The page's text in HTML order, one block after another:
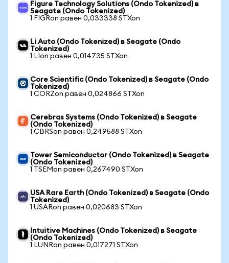
Figure Technology Solutions (Ondo Tokenized) в
Seagate (Ondo Tokenized)
1 FIGRon равен 0,033338 STXon
Li Auto (Ondo Tokenized) в Seagate (Ondo
Tokenized)
1 LIon равен 0,014735 STXon
Core Scientific (Ondo Tokenized) в Seagate (Ondo
Tokenized)
1 CORZon равен 0,024866 STXon
Cerebras Systems (Ondo Tokenized) в Seagate
(Ondo Tokenized)
1 CBRSon равен 0,249588 STXon
Tower Semiconductor (Ondo Tokenized) в Seagate
(Ondo Tokenized)
1 TSEMon равен 0,267490 STXon
USA Rare Earth (Ondo Tokenized) в Seagate (Ondo
Tokenized)
1 USARon равен 0,020683 STXon
Intuitive Machines (Ondo Tokenized) в Seagate
(Ondo Tokenized)
1 LUNRon равен 0,017271 STXon